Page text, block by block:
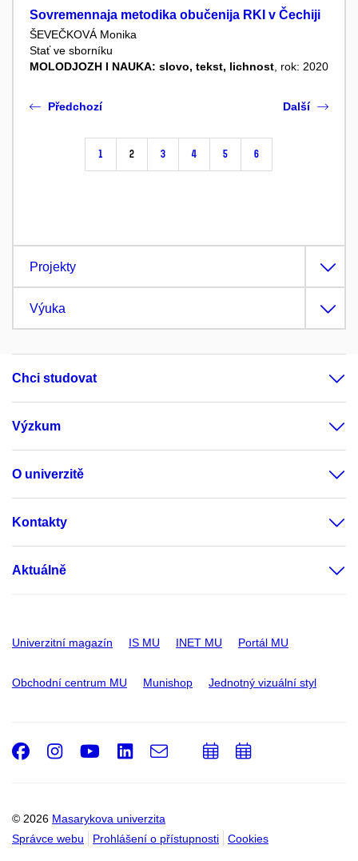
Sovremennaja metodika obučenija RKI v Čechiji
ŠEVEČKOVÁ Monika
Stať ve sborníku
MOLODJOZH I NAUKA: slovo, tekst, lichnost, rok: 2020
Předchozí
1 2 3 4 5 6
Další
Projekty
Výuka
Chci studovat
Výzkum
O univerzitě
Kontakty
Aktuálně
Univerzitní magazín IS MU INET MU Portál MU
Obchodní centrum MU Munishop Jednotný vizuální styl
© 2026 Masarykova univerzita
Správce webu
Prohlášení o přístupnosti Cookies
Facebook
Instagram
Youtube
LinkedIn
e-
PřidatPřidat